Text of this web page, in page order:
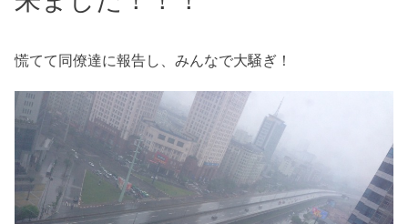
慌てて同僚達に報告し、みんなで大騒ぎ！